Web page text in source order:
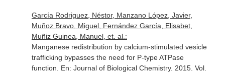
García Rodriguez, Néstor, Manzano López, Javier,
Muñoz Bravo, Miguel, Fernández García, Elisabet,
Muñiz Guinea, Manuel, et. al.:
Manganese redistribution by calcium-stimulated vesicle
trafficking bypasses the need for P-type ATPase
function. En: Journal of Biological Chemistry. 2015. Vol.